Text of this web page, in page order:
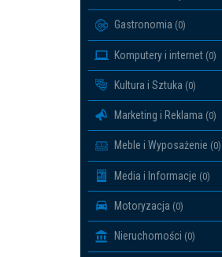
Gastronomia (0)
Komputery i internet (0)
Kultura i Sztuka (0)
Marketing i Reklama (0)
Meble i Wyposażenie (0)
Media i Informacje (0)
Motoryzacja (0)
Nieruchomości (0)